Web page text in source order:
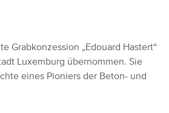
Grabkonzession „Edouard Hastert“
Luxemburg übernommen. Sie
eines Pioniers der Beton- und